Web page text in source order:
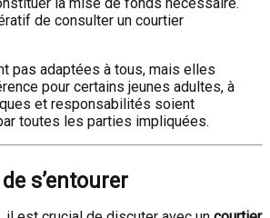
de consulter un courtier
pas adaptées à tous, mais elles
pour certains jeunes adultes, à
et responsabilités soient
toutes les parties impliquées.
s’entourer